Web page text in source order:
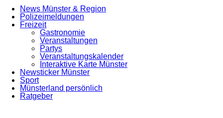
News Münster & Region
Polizeimeldungen
Freizeit
Gastronomie
Veranstaltungen
Partys
Veranstaltungskalender
Interaktive Karte Münster
Newsticker Münster
Sport
Münsterland persönlich
Ratgeber